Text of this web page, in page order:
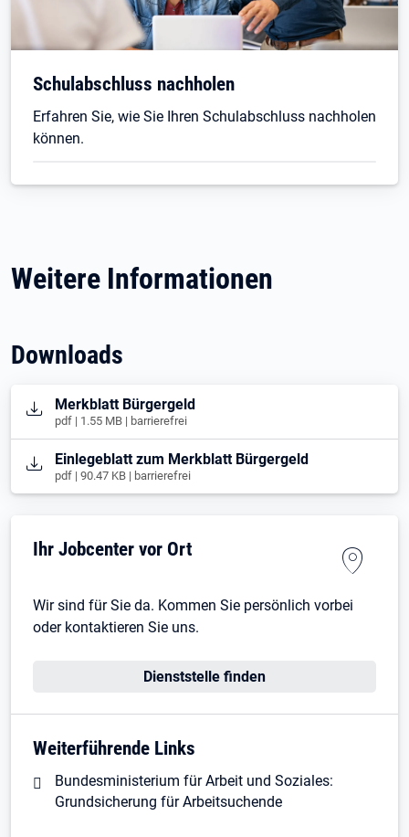
Schulabschluss nachholen
Erfahren Sie, wie Sie Ihren Schulabschluss nachholen
können.
Weitere Informationen
Downloads
Öffnet in neuem Tab
Merkblatt Bürgergeld
pdf | 1.55 MB | barrierefrei
Öffnet in neuem Tab
Einlegeblatt zum Merkblatt Bürgergeld
pdf | 90.47 KB | barrierefrei
Ihr Jobcenter vor Ort
Wir sind für Sie da. Kommen Sie persönlich vorbei
oder kontaktieren Sie uns.
Dienststelle finden
Weiterführende Links
Bundesministerium für Arbeit und Soziales:
Grundsicherung für Arbeitsuchende